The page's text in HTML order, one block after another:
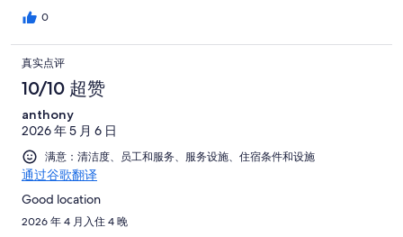
0
真实点评
10/10 超赞
anthony
2026 年 5 月 6 日
满意：清洁度、员工和服务、服务设施、住宿条件和设施
通过谷歌翻译
Good location
2026 年 4 月入住 4 晚